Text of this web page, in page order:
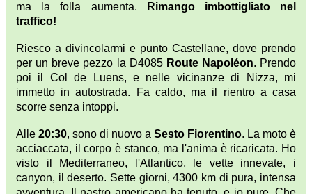
ma la folla aumenta.
Rimango imbottigliato nel
traffico!
Riesco a divincolarmi e punto Castellane, dove prendo
per un breve pezzo la D4085 Route Napoléon. Prendo
poi il Col de Luens, e nelle vicinanze di Nizza, mi
immetto in autostrada. Fa caldo, ma il rientro a casa
scorre senza intoppi.
Alle 20:30, sono di nuovo a Sesto Fiorentino. La moto è
acciaccata, il corpo è stanco, ma l'anima è ricaricata. Ho
visto il Mediterraneo, l'Atlantico, le vette innevate, i
canyon, il deserto. Sette giorni, 4300 km di pura, intensa